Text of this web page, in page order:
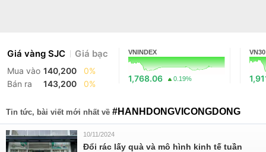
Giá vàng SJC Giá bạc
Mua vào 140,200
0%
Bán ra
143,200 0%
VNINDEX
1,768.06 0.19%
VN30
Tin tức, bài viết mới nhất về #HANHDONGVICONGDONG
10/11/2024
Đổi rác lấy quà và mô hình kinh tế tuần